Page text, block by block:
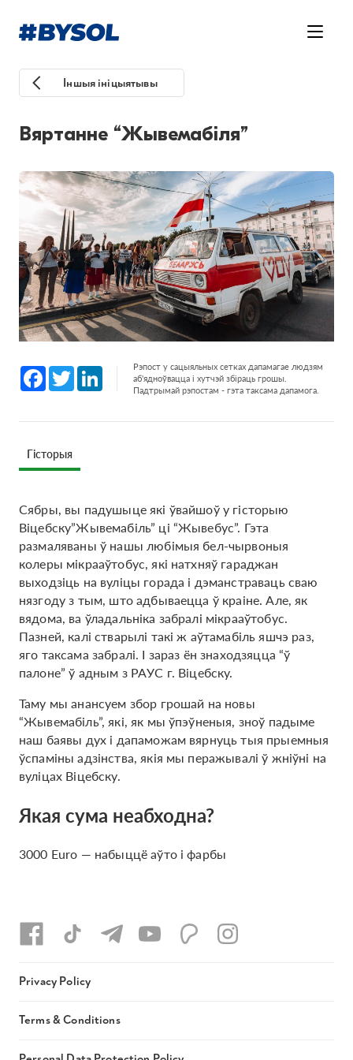
Іншыя ініцыятывы
Вяртанне “Жывемабiля”
Facebook
Twitter LinkedInРэпост у сацыяльных сетках дапамагае людзям
аб'ядноўвацца і хутчэй збіраць грошы.
Падтрымай рэпостам - гэта таксама дапамога.
Гісторыя
Сябры, вы падушыце які ўвайшоў у гісторыю
Віцебску”Жывемaбiль” ці “Жывебус”. Гэта
размаляваны ў нашы любімыя бел-чырвоныя
колеры мікрааўтобус, які натхняў гараджан
выходзіць на вуліцы горада і дэманстраваць сваю
нязгоду з тым, што адбываецца ў краіне. Але, як
вядома, ва ўладальніка забралі мікрааўтобус.
Пазней, калі стварылі такі ж аўтамабіль яшчэ раз,
яго таксама забралі. І зараз ён знаходзяцца “ў
палоне” ў адным з РАУС г. Віцебску.
Таму мы анансуем збор грошай на новы
“Жывемабіль”, які, як мы ўпэўненыя, зноў падыме
наш баявы дух і дапаможам вярнуць тыя прыемныя
ўспаміны адзінства, якія мы перажывалі ў жніўні на
вуліцах Віцебску.
Якая сума неабходна?
3000 Euro — набыццё аўто і фарбы
Privacy Policy
Terms & Conditions